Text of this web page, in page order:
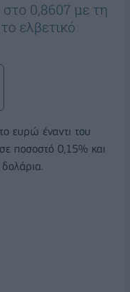
στο 0,8607 με τη
ελβετικό
ευρώ έναντι του
ποσοστό 0,15% και